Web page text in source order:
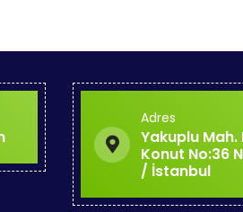
Adres
Yakuplu
Konut No:36
/ İstanbul